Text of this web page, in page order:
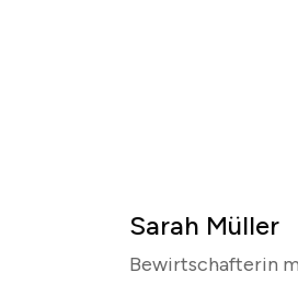
Sarah Müller
Bewirtschafterin